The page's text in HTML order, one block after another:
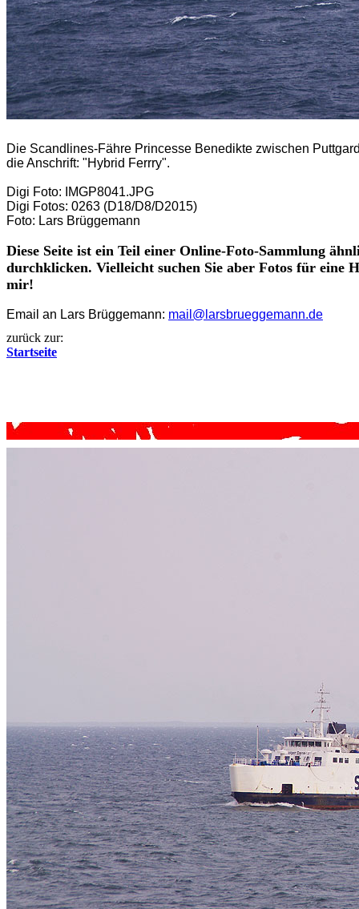
Die Scandlines-Fähre Princesse Benedikte zwischen
die Anschrift: "Hybrid Ferrry".
Digi Foto: IMGP8041.JPG
Digi Fotos: 0263 (D18/D8/D2015)
Foto: Lars Brüggemann
Diese Seite ist ein Teil einer Online-Foto-Sammlung
durchklicken. Vielleicht suchen Sie aber Fotos für eine
mir!
Email an Lars Brüggemann: mail@larsbrueggemann.de
zurück zur:
Startseite